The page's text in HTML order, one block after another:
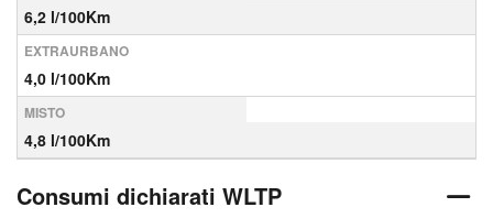
6,2 l/100Km
EXTRAURBANO
4,0 l/100Km
MISTO
4,8 l/100Km
Consumi dichiarati WLTP